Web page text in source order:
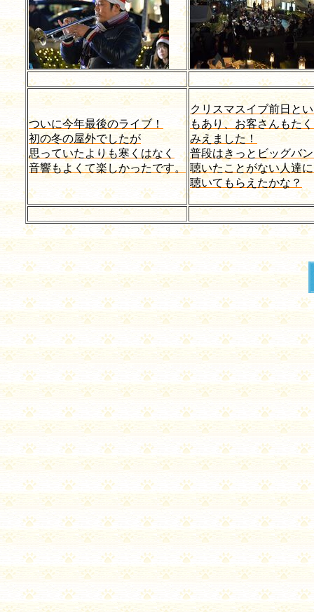
ついに今年最後のライブ！
初の冬の屋外でしたが
思っていたよりも寒くはなく
音響もよくて楽しかったです。
クリスマスイブ前日と
もあり、お客さんもた
みえました！
普段はきっとビッグバ
聴いたことがない人達
聴いてもらえたかな？